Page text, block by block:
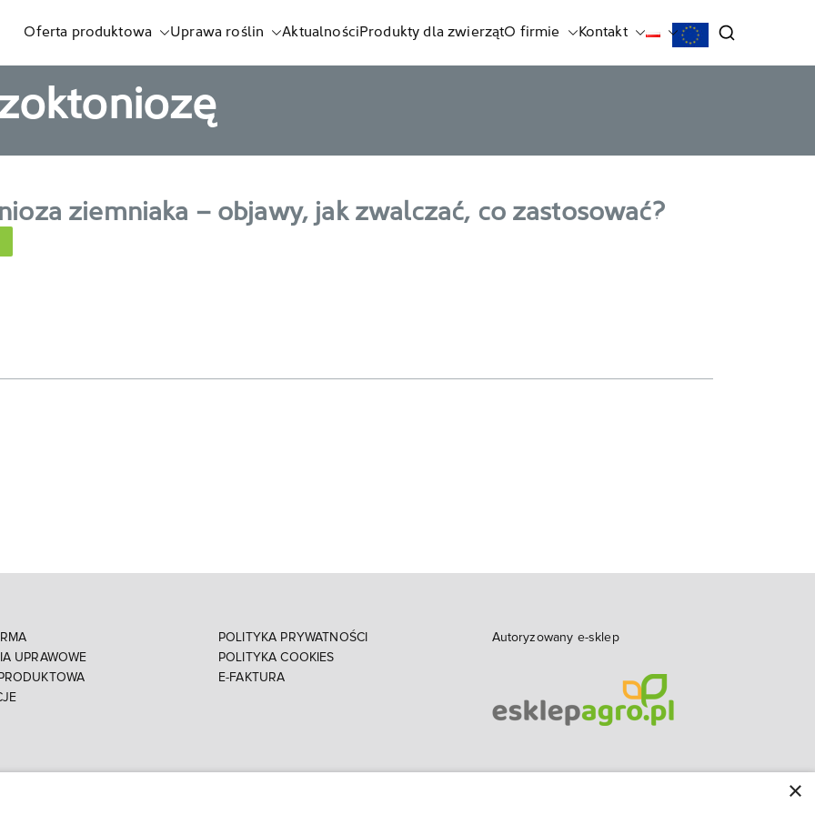
i biostymulatorów
Oferta produktowa Uprawa roślin AktualnościProdukty dla zwierzątO firmie Kontakt
ziemniaka – objawy, jak zwalczać, co zastosować?
UPRAWOWE
POLITYKA PRYWATNOŚCI
POLITYKA COOKIES
E-FAKTURA
Autoryzowany e-sklep
×